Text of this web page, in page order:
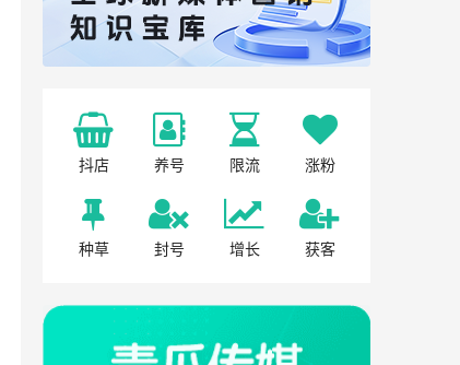
抖店 养号 限流 涨粉
种草 封号 增长 获客